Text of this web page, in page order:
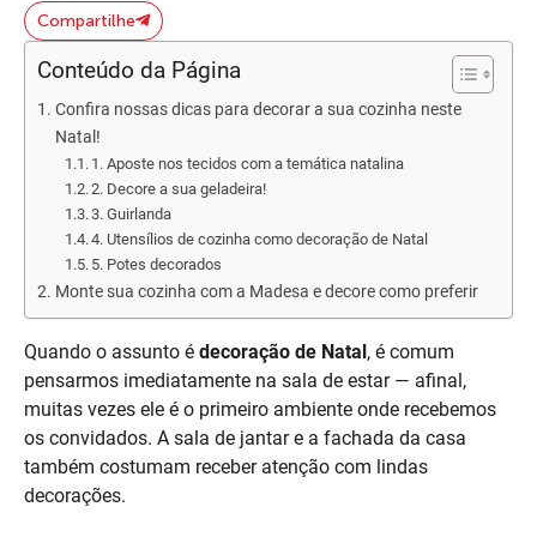
Compartilhe
Conteúdo da Página
Confira nossas dicas para decorar a sua cozinha neste
Natal!
1. Aposte nos tecidos com a temática natalina
2. Decore a sua geladeira!
3. Guirlanda
4. Utensílios de cozinha como decoração de Natal
5. Potes decorados
Monte sua cozinha com a Madesa e decore como preferir
Quando o assunto é decoração de Natal, é comum
pensarmos imediatamente na sala de estar — afinal,
muitas vezes ele é o primeiro ambiente onde recebemos
os convidados. A sala de jantar e a fachada da casa
também costumam receber atenção com lindas
decorações.